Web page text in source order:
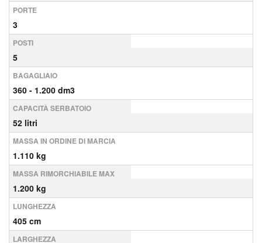
PORTE
3
POSTI
5
BAGAGLIAIO
360 - 1.200 dm3
CAPACITÀ SERBATOIO
52 litri
MASSA IN ORDINE DI MARCIA
1.110 kg
MASSA RIMORCHIABILE MAX
1.200 kg
LUNGHEZZA
405 cm
LARGHEZZA